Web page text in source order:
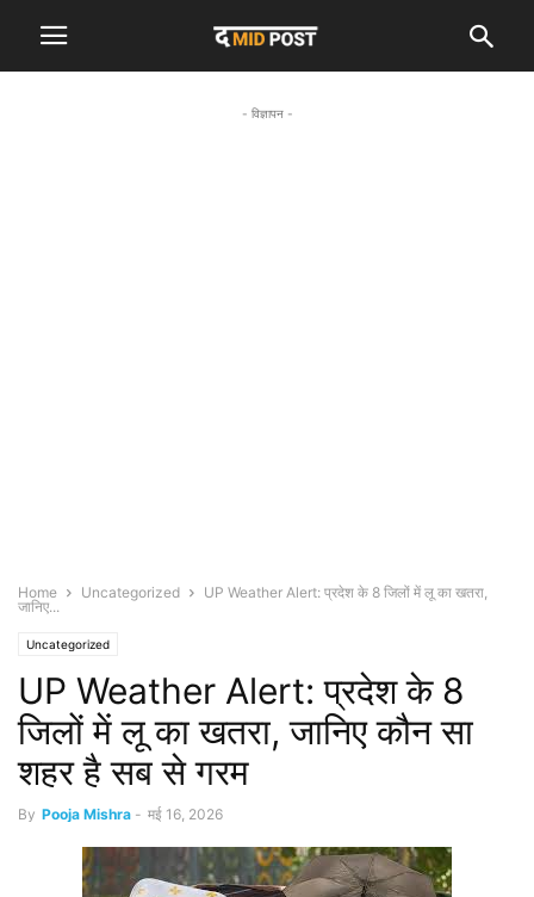
- विज्ञापन -
Home Uncategorized
UP Weather Alert: प्रदेश के 8 जिलों में लू का खतरा,
जानिए...
Uncategorized
UP Weather Alert: प्रदेश के 8
जिलों में लू का खतरा, जानिए कौन सा
शहर है सब से गरम
By Pooja Mishra - मई 16, 2026